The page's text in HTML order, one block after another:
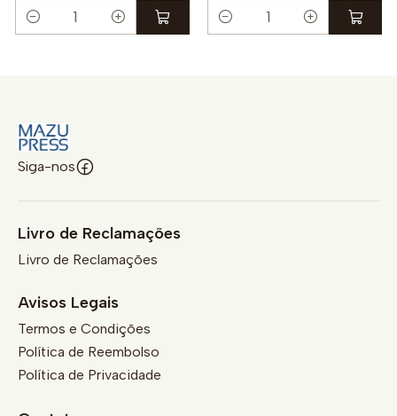
Quantidade Quantidade
Siga-nos
Livro de Reclamações
Livro de Reclamações
Avisos Legais
Termos e Condições
Política de Reembolso
Política de Privacidade